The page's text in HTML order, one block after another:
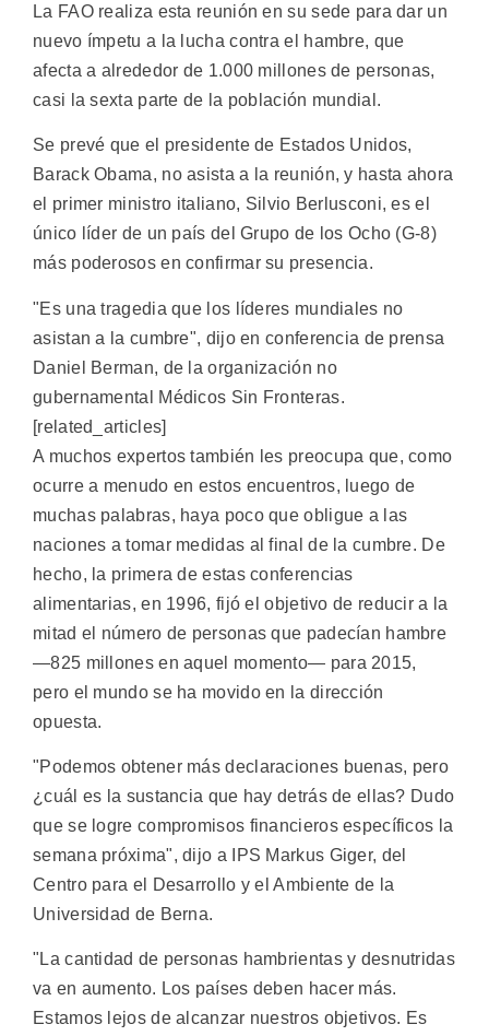
La FAO realiza esta reunión en su sede para dar un
nuevo ímpetu a la lucha contra el hambre, que
afecta a alrededor de 1.000 millones de personas,
casi la sexta parte de la población mundial.
Se prevé que el presidente de Estados Unidos,
Barack Obama, no asista a la reunión, y hasta ahora
el primer ministro italiano, Silvio Berlusconi, es el
único líder de un país del Grupo de los Ocho (G-8)
más poderosos en confirmar su presencia.
"Es una tragedia que los líderes mundiales no
asistan a la cumbre", dijo en conferencia de prensa
Daniel Berman, de la organización no
gubernamental Médicos Sin Fronteras.
[related_articles]
A muchos expertos también les preocupa que, como
ocurre a menudo en estos encuentros, luego de
muchas palabras, haya poco que obligue a las
naciones a tomar medidas al final de la cumbre. De
hecho, la primera de estas conferencias
alimentarias, en 1996, fijó el objetivo de reducir a la
mitad el número de personas que padecían hambre
—825 millones en aquel momento— para 2015,
pero el mundo se ha movido en la dirección
opuesta.
"Podemos obtener más declaraciones buenas, pero
¿cuál es la sustancia que hay detrás de ellas? Dudo
que se logre compromisos financieros específicos la
semana próxima", dijo a IPS Markus Giger, del
Centro para el Desarrollo y el Ambiente de la
Universidad de Berna.
"La cantidad de personas hambrientas y desnutridas
va en aumento. Los países deben hacer más.
Estamos lejos de alcanzar nuestros objetivos. Es